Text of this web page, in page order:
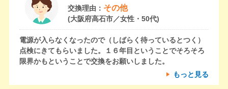
交換理由： その他
(大阪府高石市／女性・50代)
電源が入らなくなったので（しばらく待っているとつく）
点検にきてもらいました。１６年目ということでそろそろ
限界かもということで交換をお願いしました。
もっと見る